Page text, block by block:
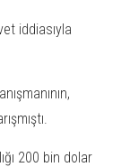
iddiasıyla
200 bin dolar